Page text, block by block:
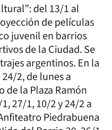
del 13/1 al
de películas
juvenil en barrios
de la Ciudad. Se
argentinos. En la
2, de lunes a
de la Plaza Ramón
27/1, 10/2 y 24/2 a
Piedrabuena